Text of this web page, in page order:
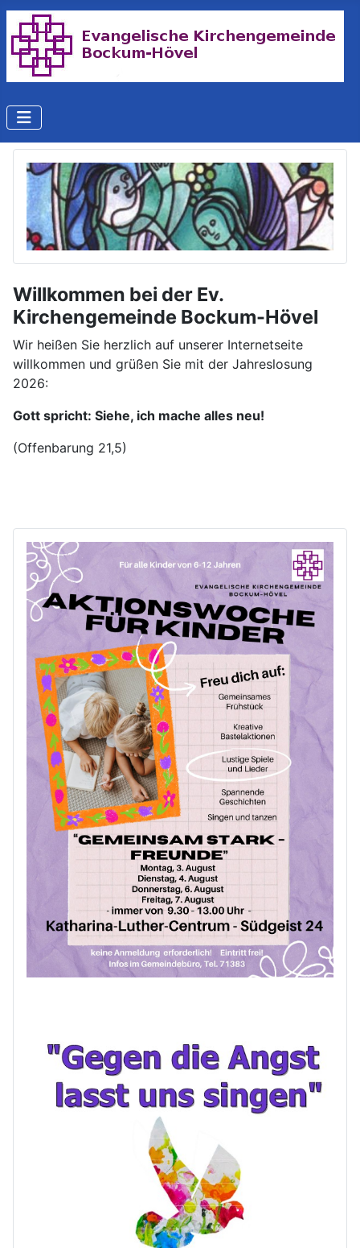
Willkommen bei der Ev.
Kirchengemeinde Bockum-Hövel
Wir heißen Sie herzlich auf unserer Internetseite
willkommen und grüßen Sie mit der Jahreslosung
2026:
Gott spricht: Siehe, ich mache alles neu!
(Offenbarung 21,5)